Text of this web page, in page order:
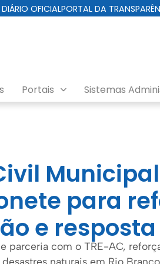
DIÁRIO OFICIALPORTAL DA
Portais Sistemas
para
e
parceria com o TRE-AC,
naturais em Rio Branco